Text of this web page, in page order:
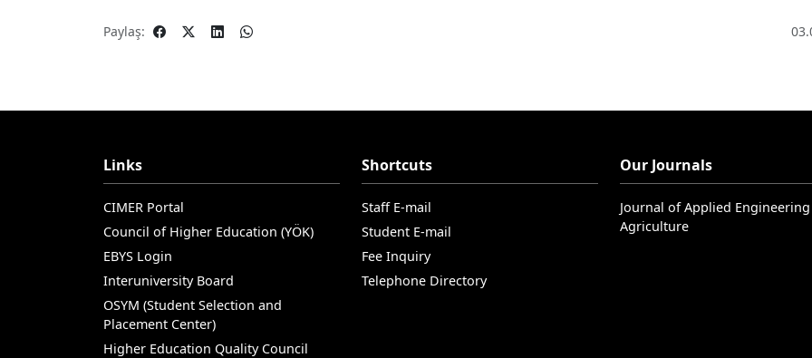
Paylaş:
Links
CIMER Portal
Council of Higher Education (YÖK)
EBYS Login
Interuniversity Board
OSYM (Student Selection and
Placement Center)
Higher Education Quality Council
Shortcuts
Staff E-mail
Student E-mail
Fee Inquiry
Telephone Directory
Our Journals
Journal of Applied
Agriculture